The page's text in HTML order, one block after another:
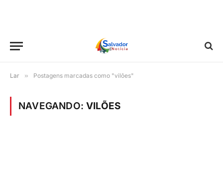
Lar » Postagens marcadas como "vilões"
NAVEGANDO:VILÕES